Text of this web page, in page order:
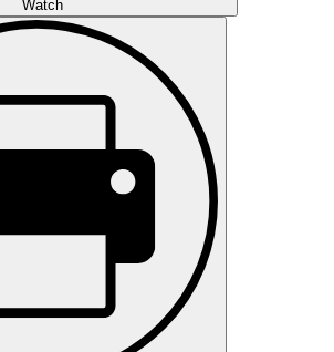
Watch